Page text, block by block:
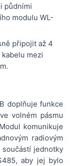
půdními
modulu WL-
připojit až 4
mezi
doplňuje funkce
volném pásmu
komunikuje
radiovým
součástí jednotky
aby jej bylo